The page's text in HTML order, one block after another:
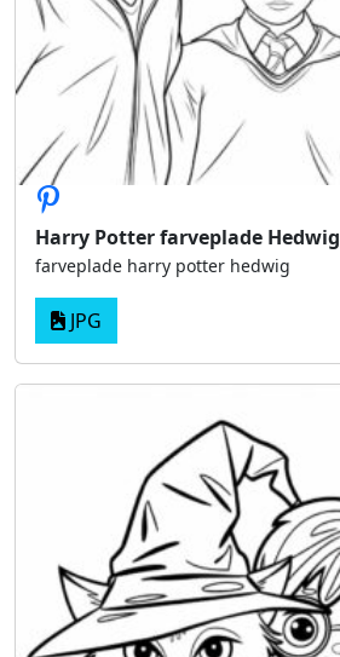
Harry Potter farveplade Hedwig
farveplade harry potter hedwig
JPG